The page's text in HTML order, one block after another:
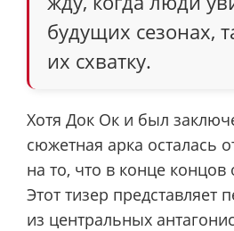
будущих сезонах,
их схватку.
Хотя Док Ок и был
сюжетная арка осталась
на то, что в конце концов
Этот тизер представляет
из центральных